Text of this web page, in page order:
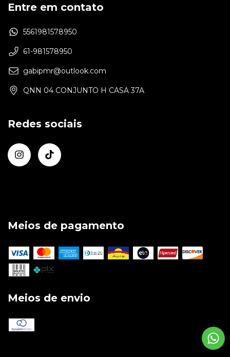
Entre em contato
5561981578950
61-981578950
gabipmr@outlook.com
QNN 04 CONJUNTO H CASA 37A
Redes sociais
Meios de pagamento
Meios de envio